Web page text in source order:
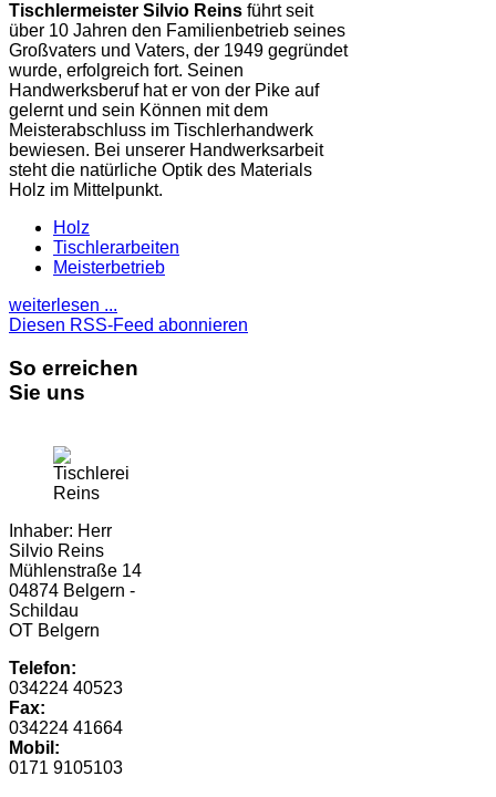
Tischlermeister Silvio Reins führt seit
über 10 Jahren den Familienbetrieb seines
Großvaters und Vaters, der 1949 gegründet
wurde, erfolgreich fort. Seinen
Handwerksberuf hat er von der Pike auf
gelernt und sein Können mit dem
Meisterabschluss im Tischlerhandwerk
bewiesen. Bei unserer Handwerksarbeit
steht die natürliche Optik des Materials
Holz im Mittelpunkt.
Holz
Tischlerarbeiten
Meisterbetrieb
weiterlesen ...
Diesen RSS-Feed abonnieren
So erreichen
Sie uns
Inhaber: Herr
Silvio Reins
Mühlenstraße 14
04874 Belgern -
Schildau
OT Belgern
Telefon:
034224 40523
Fax:
034224 41664
Mobil:
0171 9105103